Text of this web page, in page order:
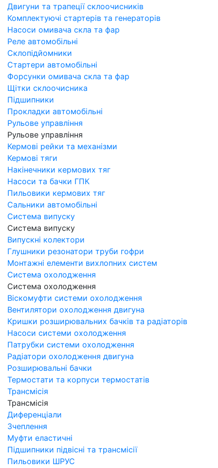
Двигуни та трапеції склоочисників
Комплектуючі стартерів та генераторів
Насоси омивача скла та фар
Реле автомобільні
Склопідйомники
Стартери автомобільні
Форсунки омивача скла та фар
Щітки склоочисника
Підшипники
Прокладки автомобільні
Рульове управління
Рульове управління
Кермові рейки та механізми
Кермові тяги
Накінечники кермових тяг
Насоси та бачки ГПК
Пильовики кермових тяг
Сальники автомобільні
Система випуску
Система випуску
Випускні колектори
Глушники резонатори труби гофри
Монтажні елементи вихлопних систем
Система охолодження
Система охолодження
Віскомуфти системи охолодження
Вентилятори охолодження двигуна
Кришки розширювальних бачків та радіаторів
Насоси системи охолодження
Патрубки системи охолодження
Радіатори охолодження двигуна
Розширювальні бачки
Термостати та корпуси термостатів
Трансмісія
Трансмісія
Диференціали
Зчеплення
Муфти еластичні
Підшипники підвісні та трансмісії
Пильовики ШРУС